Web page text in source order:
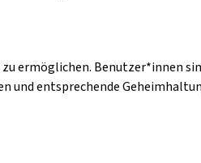
ermöglichen. Benutzer*innen
entsprechende